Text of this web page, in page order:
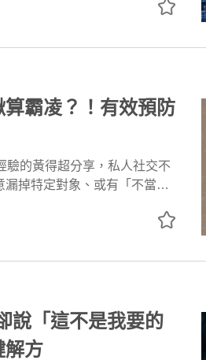
業與供應鏈人才如何發揮跨
霸凌？！有效預防
驗的黃得超分享，私人社交不
掉特定對象、或有「不當言
時回饋」；HR依SMART原
說「這不是我要的
解方